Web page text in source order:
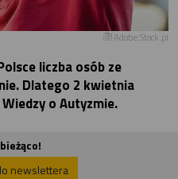
Adobe.Stock.pl
liczba osób ze
Dlatego 2 kwietnia
o Autyzmie.
newslettera